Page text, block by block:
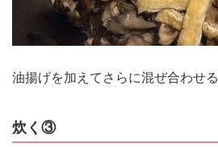
油揚げを加えてさらに混ぜ合わせる
炊く③